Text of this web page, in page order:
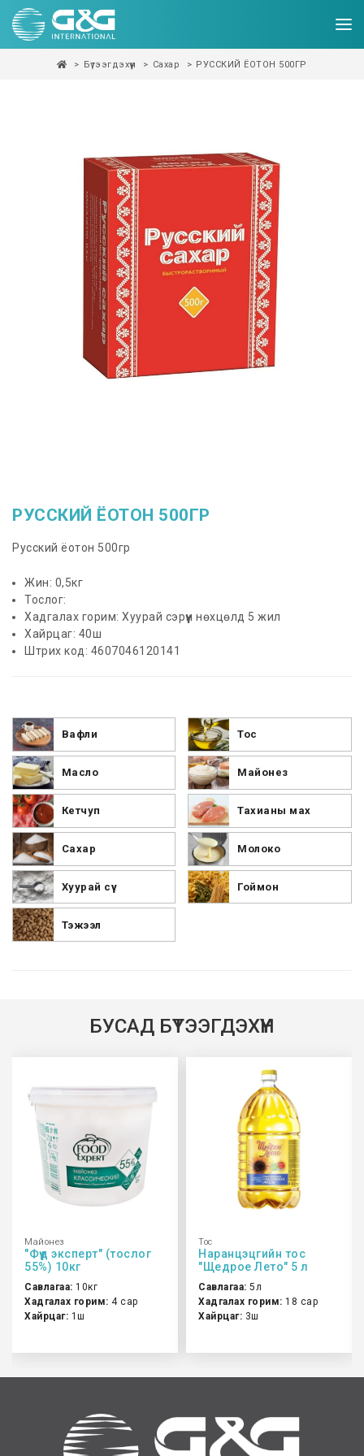
Бүтээгдэхүүн Сахар РУССКИЙ ЁОТОН 500ГР
Вафли Тос
Масло Майонез
Кетчуп Тахианы мах
Сахар Молоко
Хуурай сүү Гоймон
Тэжээл
РУССКИЙ ЁОТОН 500ГР
Русский ёотон 500гр
Жин: 0,5кг
Тослог:
Хадгалах горим: Хуурай сэрүүн нөхцөлд 5 жил
Хайрцаг: 40ш
Штрих код: 4607046120141
БУСАД БҮТЭЭГДЭХҮҮН
Майонез
"Фүүд эксперт" (тослог
55%) 10кг
Савлагаа: 10кг
Хадгалах горим: 4 сар
Хайрцаг: 1ш
Тос
Наранцэцгийн тос
"Щедрое Лето" 5 л
Савлагаа: 5л
Хадгалах горим: 18 сар
Хайрцаг: 3ш